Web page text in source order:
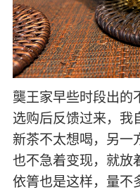
龑王家早些时段出的
选购后反馈过来，我
新茶不太想喝，另一
也不急着变现，就放
依箐也是这样，量不